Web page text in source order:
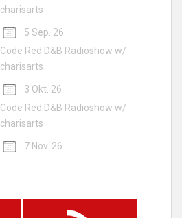
charisarts
5 Sep. 26
Code Red D&B Radioshow w/
charisarts
3 Okt. 26
Code Red D&B Radioshow w/
charisarts
7 Nov. 26